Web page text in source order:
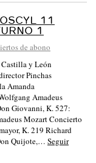
11
1
de abono
y León
Pinchas
Amanda
Amadeus
Giovanni, K. 527:
Mozart Concierto
K. 219 Richard
Quijote,… Seguir